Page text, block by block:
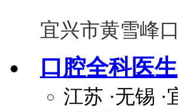
宜兴市黄雪峰
口腔全科医生
江苏 ·无锡 ·